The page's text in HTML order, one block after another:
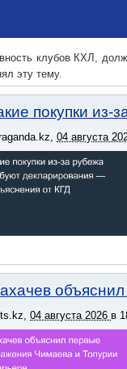
клубов КХЛ,
эту тему.
покупки
, 04 августа
, 04 августа 2026 в